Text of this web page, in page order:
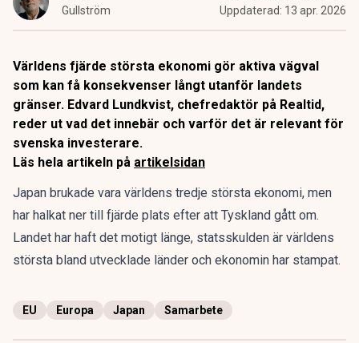
Gullström
Uppdaterad: 13 apr. 2026
Världens fjärde största ekonomi gör aktiva vägval
som kan få konsekvenser långt utanför landets
gränser. Edvard Lundkvist, chefredaktör på Realtid,
reder ut vad det innebär och varför det är relevant för
svenska investerare.
Läs hela artikeln på artikelsidan
Japan brukade vara världens tredje största ekonomi, men
har halkat ner till fjärde plats efter att Tyskland gått om.
Landet har haft det motigt länge, statsskulden är världens
största bland utvecklade länder och ekonomin har stampat.
EU Europa Japan Samarbete